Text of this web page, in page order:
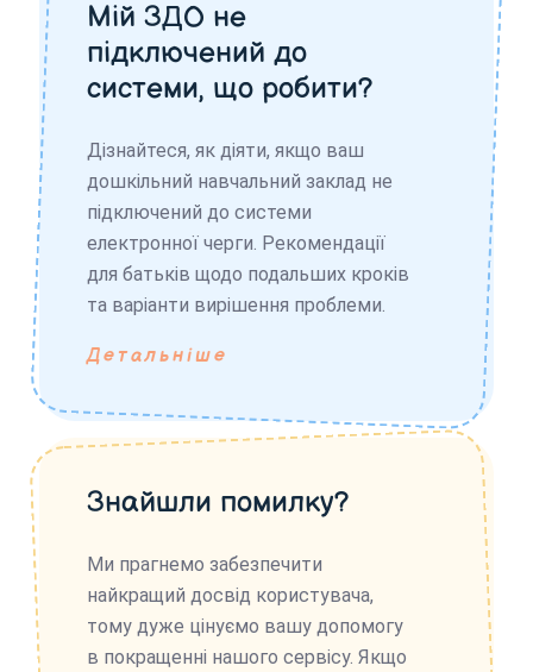
Мій ЗДО не
підключений до
системи, що робити?
Дізнайтеся, як діяти, якщо ваш
дошкільний навчальний заклад не
підключений до системи
електронної черги. Рекомендації
для батьків щодо подальших кроків
та варіанти вирішення проблеми.
Детальніше
Знайшли помилку?
Ми прагнемо забезпечити
найкращий досвід користувача,
тому дуже цінуємо вашу допомогу
в покращенні нашого сервісу. Якщо